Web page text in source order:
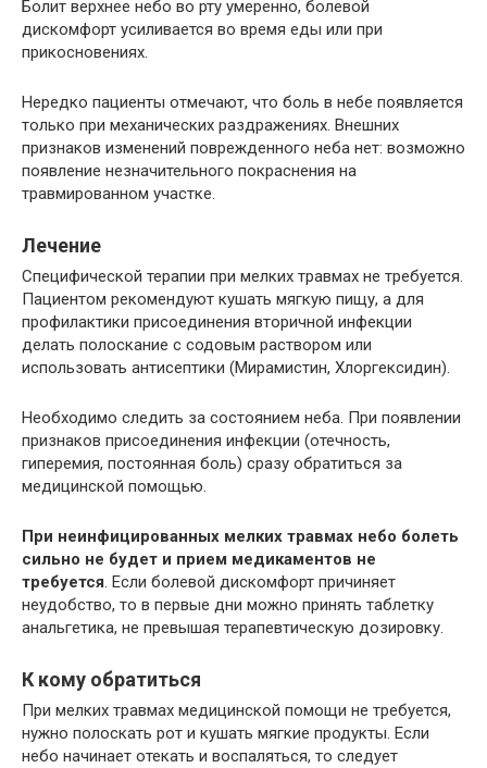
Болит верхнее небо во рту умеренно, болевой
дискомфорт усиливается во время еды или при
прикосновениях.
Нередко пациенты отмечают, что боль в небе появляется
только при механических раздражениях. Внешних
признаков изменений поврежденного неба нет: возможно
появление незначительного покраснения на
травмированном участке.
Лечение
Специфической терапии при мелких травмах не требуется.
Пациентом рекомендуют кушать мягкую пищу, а для
профилактики присоединения вторичной инфекции
делать полоскание с содовым раствором или
использовать антисептики (Мирамистин, Хлоргексидин).
Необходимо следить за состоянием неба. При появлении
признаков присоединения инфекции (отечность,
гиперемия, постоянная боль) сразу обратиться за
медицинской помощью.
При неинфицированных мелких травмах небо болеть
сильно не будет и прием медикаментов не
требуется. Если болевой дискомфорт причиняет
неудобство, то в первые дни можно принять таблетку
анальгетика, не превышая терапевтическую дозировку.
К кому обратиться
При мелких травмах медицинской помощи не требуется,
нужно полоскать рот и кушать мягкие продукты. Если
небо начинает отекать и воспаляться, то следует